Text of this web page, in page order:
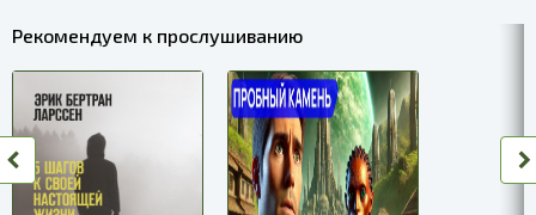
02_04
02_05
02_06
Рекомендуем к прослушиванию